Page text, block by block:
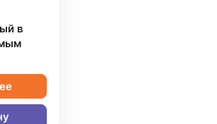
в